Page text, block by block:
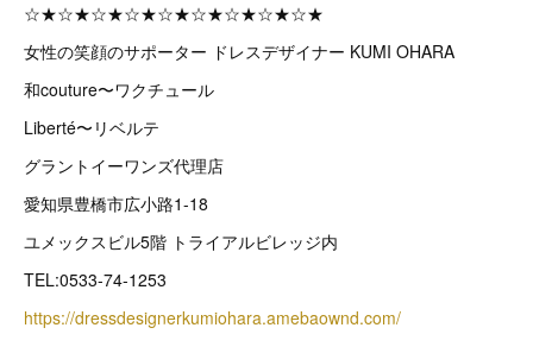
☆★☆★☆★☆★☆★☆★☆★☆★☆★
女性の笑顔のサポーター ドレスデザイナー KUMI OHARA
和couture〜ワクチュール
Liberté〜リベルテ
グラントイーワンズ代理店
愛知県豊橋市広小路1-18
ユメックスビル5階 トライアルビレッジ内
TEL:0533-74-1253
https://dressdesignerkumiohara.amebaownd.com/